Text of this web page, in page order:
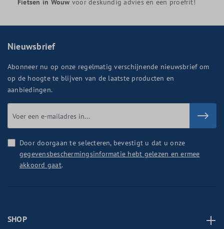
Nieuwsbrief
Abonneer nu op onze regelmatig verschijnende nieuwsbrief om
op de hoogte te blijven van de laatste producten en
aanbiedingen.
Door doorgaan te selecteren, bevestigt u dat u onze
gegevensbeschermingsinformatie hebt gelezen en ermee
akkoord gaat.
SHOP